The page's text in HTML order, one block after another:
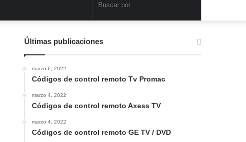
Últimas publicaciones
marzo 6, 2022
Códigos de control remoto Tv Promac
marzo 4, 2022
Códigos de control remoto Axess TV
marzo 4, 2022
Códigos de control remoto GE TV / DVD